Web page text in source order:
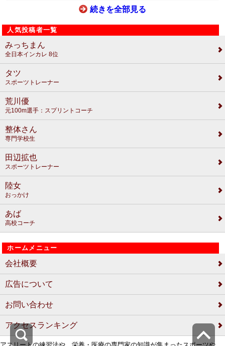
続きを全部見る
人気投稿者一覧
みっちまん
全日本インカレ 8位
タツ
スポーツトレーナー
荒川優
元100m選手：スプリントコーチ
整体さん
専門学校生
田辺拡也
スポーツトレーナー
陸女
おっかけ
あば
高校コーチ
ホームメニュー
会社概要
広告について
お問い合わせ
アクセスランキング